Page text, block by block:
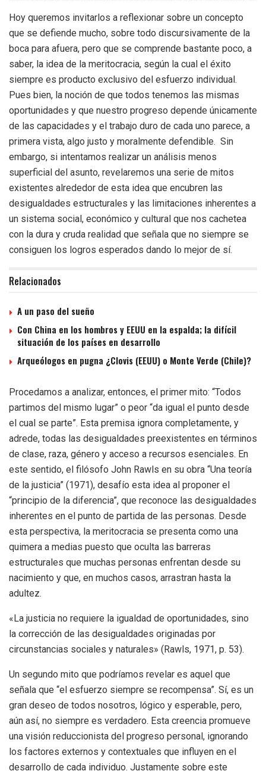
Hoy queremos invitarlos a reflexionar sobre un concepto
que se defiende mucho, sobre todo discursivamente de la
boca para afuera, pero que se comprende bastante poco, a
saber, la idea de la meritocracia, según la cual el éxito
siempre es producto exclusivo del esfuerzo individual.
Pues bien, la noción de que todos tenemos las mismas
oportunidades y que nuestro progreso depende únicamente
de las capacidades y el trabajo duro de cada uno parece, a
primera vista, algo justo y moralmente defendible. Sin
embargo, si intentamos realizar un análisis menos
superficial del asunto, revelaremos una serie de mitos
existentes alrededor de esta idea que encubren las
desigualdades estructurales y las limitaciones inherentes a
un sistema social, económico y cultural que nos cachetea
con la dura y cruda realidad que señala que no siempre se
consiguen los logros esperados dando lo mejor de sí.
Relacionados
A un paso del sueño
Con China en los hombros y EEUU en la espalda; la difícil
situación de los países en desarrollo
Arqueólogos en pugna ¿Clovis (EEUU) o Monte Verde (Chile)?
Procedamos a analizar, entonces, el primer mito: “Todos
partimos del mismo lugar” o peor “da igual el punto desde
el cual se parte”. Esta premisa ignora completamente, y
adrede, todas las desigualdades preexistentes en términos
de clase, raza, género y acceso a recursos esenciales. En
este sentido, el filósofo John Rawls en su obra “Una teoría
de la justicia” (1971), desafío esta idea al proponer el
“principio de la diferencia”, que reconoce las desigualdades
inherentes en el punto de partida de las personas. Desde
esta perspectiva, la meritocracia se presenta como una
quimera a medias puesto que oculta las barreras
estructurales que muchas personas enfrentan desde su
nacimiento y que, en muchos casos, arrastran hasta la
adultez.
«La justicia no requiere la igualdad de oportunidades, sino
la corrección de las desigualdades originadas por
circunstancias sociales y naturales» (Rawls, 1971, p. 53).
Un segundo mito que podríamos revelar es aquel que
señala que “el esfuerzo siempre se recompensa”. Sí, es un
gran deseo de todos nosotros, lógico y esperable, pero,
aún así, no siempre es verdadero. Esta creencia promueve
una visión reduccionista del progreso personal, ignorando
los factores externos y contextuales que influyen en el
desarrollo de cada individuo. Justamente sobre este